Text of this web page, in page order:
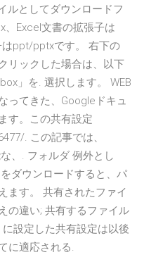
ルとしてダウンロードフ
Excel文書の拡張子は
ppt/pptxです。 右下の
リックした場合は、以下
」を. 選択します。 WEB
ってきた、Googleドキュ
す。この共有設定
. この記事では、
、. フォルダ 例外とし
ダウンロードすると、パ
ます。 共有されたファイ
の違い; 共有するファイル
設定した共有設定は以後
に適応される.